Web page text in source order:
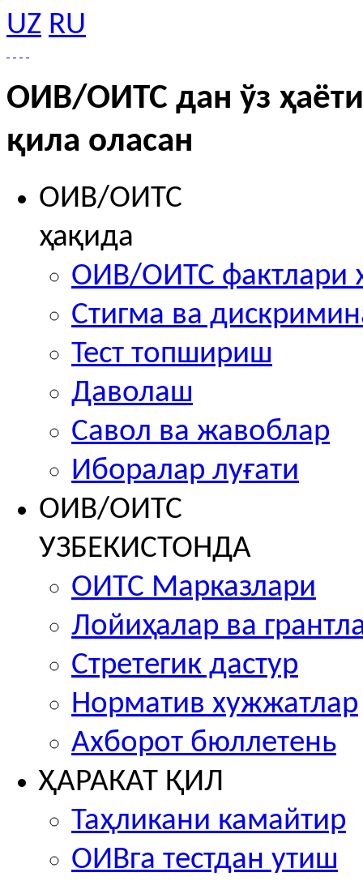
UZ RU
ОИВ/ОИТС дан ўз
қила оласан
ОИВ/ОИТС
ҳақида
ОИВ/ОИТС фактлари
Стигма ва
Тест топшириш
Даволаш
Савол ва жавоблар
Иборалар луғати
ОИВ/ОИТС
УЗБЕКИСТОНДА
ОИТС Марказлари
Лойиҳалар ва
Стретегик дастур
Норматив хужжатлар
Ахборот бюллетень
ҲАРАКАТ ҚИЛ
Таҳликани камайтир
ОИВга тестдан утиш